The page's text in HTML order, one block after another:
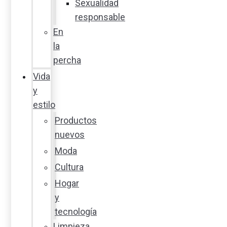
Sexualidad
responsable
En
la
percha
Vida
y
estilo
Productos
nuevos
Moda
Cultura
Hogar
y
tecnología